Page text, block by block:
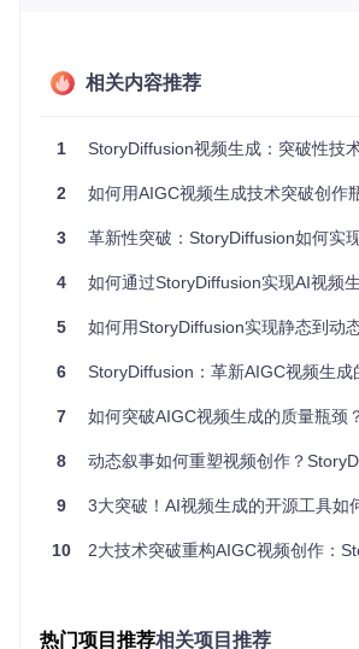
生成的核心难题：
[图像序列生成]→[utils/pipeline.py]模块通
制，确保生成的图像序列中角色特征保持
演员提供详细的角色设定表，无论场景如
间中工作，如同交通管制系统，精确计算
提升300%，同时降低70%的计算资源消耗
第三层：样式迁移模块
用户只需选择即可将普通图像转化为漫画
图：StoryDiffusion生成的漫画风格故事板
技术演进：从静态到动态的跨越
相关内容推荐
1 StoryDiffusion视频生成：突破性技术
2 如何用AIGC视频生成技术突破创作瓶颈？内容创
3 革新性突破：StoryDiffusion如何实现静态图像到动
4 如何通过StoryDiffusion实现AI视频生成：开源工
5 如何用StoryDiffusion实现静态到动态的叙事转换？3大技术
6 StoryDiffusion：革新AIGC视频生成
7 如何突破AIGC视频生成的质量瓶颈？StoryDiffusion的两阶段
8 动态叙事如何重塑视频创作？StoryDiffusion让静
9 3大突破！AI视频生成的开源工具如何
10 2大技术突破重构AIGC视频创作：StoryDiffusion助
热门项目推荐相关项目推荐